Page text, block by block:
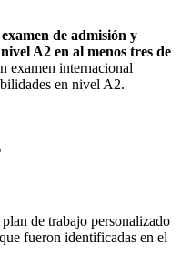
examen de admisión y
A2 en al menos tres de
examen internacional
en nivel A2.
de trabajo personalizado
fueron identificadas en el